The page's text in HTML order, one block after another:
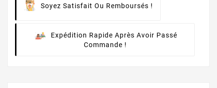
Soyez Satisfait Ou Remboursés !
Expédition Rapide Après Avoir Passé
Commande !